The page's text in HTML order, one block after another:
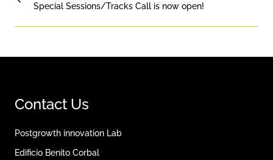
Special Sessions/Tracks Call is now open!
Contact Us
Postgrowth innovation Lab
Edificio Benito Corbal